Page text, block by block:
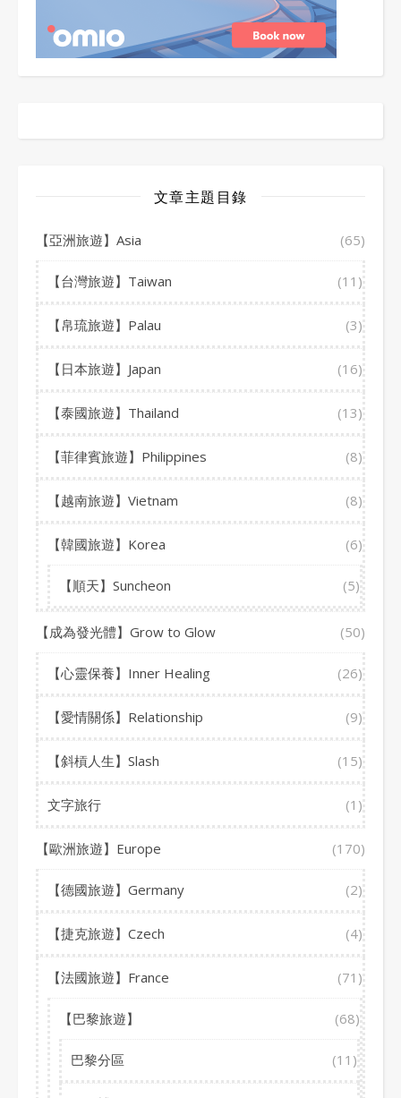
文章主題目錄
【亞洲旅遊】Asia (65)
【台灣旅遊】Taiwan (11)
【帛琉旅遊】Palau (3)
【日本旅遊】Japan (16)
【泰國旅遊】Thailand (13)
【菲律賓旅遊】Philippines (8)
【越南旅遊】Vietnam (8)
【韓國旅遊】Korea (6)
【順天】Suncheon (5)
【成為發光體】Grow to Glow (50)
【心靈保養】Inner Healing (26)
【愛情關係】Relationship (9)
【斜槓人生】Slash (15)
文字旅行 (1)
【歐洲旅遊】Europe (170)
【德國旅遊】Germany (2)
【捷克旅遊】Czech (4)
【法國旅遊】France (71)
【巴黎旅遊】 (68)
巴黎分區 (11)